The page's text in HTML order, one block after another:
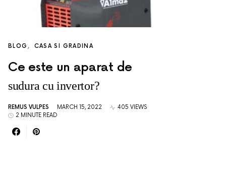
BLOG CASA SI GRADINA
Ce este un aparat de
sudura cu invertor?
REMUS VULPES MARCH 15, 2022
405 VIEWS
2 MINUTE READ